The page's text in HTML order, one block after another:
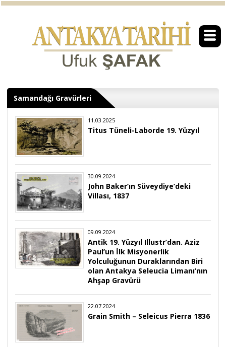
Samandağı Gravürleri
11.03.2025
Titus Tüneli-Laborde 19. Yüzyıl
30.09.2024
John Baker’ın Süveydiye’deki
Villası, 1837
09.09.2024
Antik 19. Yüzyıl Illustr’dan. Aziz
Paul’un İlk Misyonerlik
Yolculuğunun Duraklarından Biri
olan Antakya Seleucia Limanı’nın
Ahşap Gravürü
22.07.2024
Grain Smith – Seleicus Pierra 1836